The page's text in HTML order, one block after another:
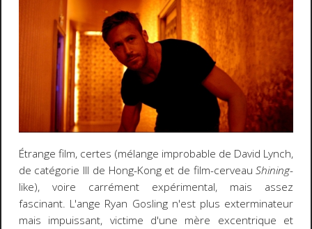
Étrange film, certes (mélange improbable de David Lynch,
de catégorie III de Hong-Kong et de film-cerveauShining-
like), voire carrément expérimental, mais assez
fascinant. L'ange Ryan Gosling n'est plus exterminateur
mais impuissant, victime d'une mère excentrique et